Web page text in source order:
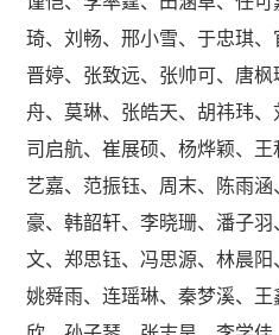
琦、刘畅、邢小雪、于忠琪
晋婷、张致远、张帅可、唐
舟、莫琳、张皓天、胡祎玮、
司启航、崔展硕、杨烨颖、
艺嘉、范振钰、周末、陈雨
豪、韩韶轩、李晓珊、潘子
文、郑思钰、冯思源、林晨阳
姚舜雨、连瑶琳、秦梦溪、